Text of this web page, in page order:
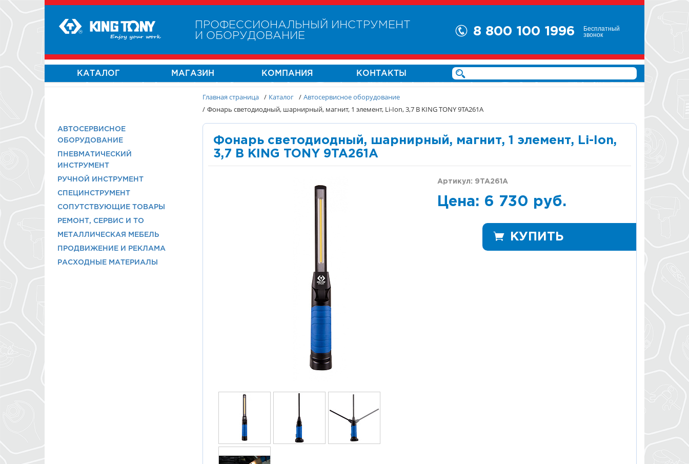
ПРОФЕССИОНАЛЬНЫЙ ИНСТРУМЕНТ
И ОБОРУДОВАНИЕ
8 800 100 1996 Бесплатный
звонок
КАТАЛОГ МАГАЗИН КОМПАНИЯ КОНТАКТЫ
Главная страница / Каталог / Автосервисное оборудование
/ Фонарь светодиодный, шарнирный, магнит, 1 элемент, Li-Ion, 3,7 В KING TONY 9TA261A
АВТОСЕРВИСНОЕ
ОБОРУДОВАНИЕ
ПНЕВМАТИЧЕСКИЙ
ИНСТРУМЕНТ
РУЧНОЙ ИНСТРУМЕНТ
СПЕЦИНСТРУМЕНТ
СОПУТСТВУЮЩИЕ ТОВАРЫ
РЕМОНТ, СЕРВИС И ТО
МЕТАЛЛИЧЕСКАЯ МЕБЕЛЬ
ПРОДВИЖЕНИЕ И РЕКЛАМА
РАСХОДНЫЕ МАТЕРИАЛЫ
Фонарь светодиодный, шарнирный, магнит, 1 элемент, Li-Ion,
3,7 В KING TONY 9TA261A
Артикул: 9TA261A
Цена: 6 730 руб.
КУПИТЬ